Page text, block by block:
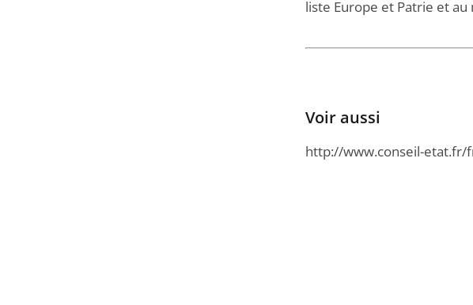
liste Europe et Patrie et
Voir aussi
http://www.conseil-etat.fr/